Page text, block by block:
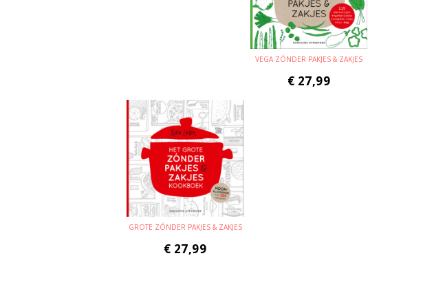
VEGA ZÓNDER PAKJES & ZAKJES
€ 27,99
GROTE ZÓNDER PAKJES & ZAKJES
€ 27,99